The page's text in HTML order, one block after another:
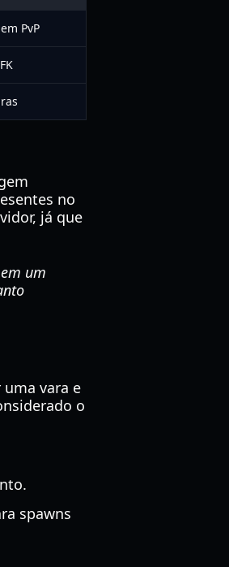
PvP
no
já que
um
vara e
o
spawns